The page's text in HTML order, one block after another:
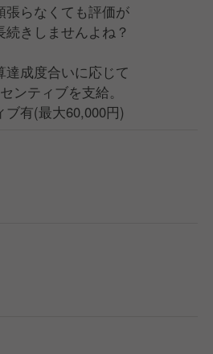
張らなくても評価が
きしませんよね？
達成度合いに応じて
ンティブを支給。
ブ有(最大60,000円)